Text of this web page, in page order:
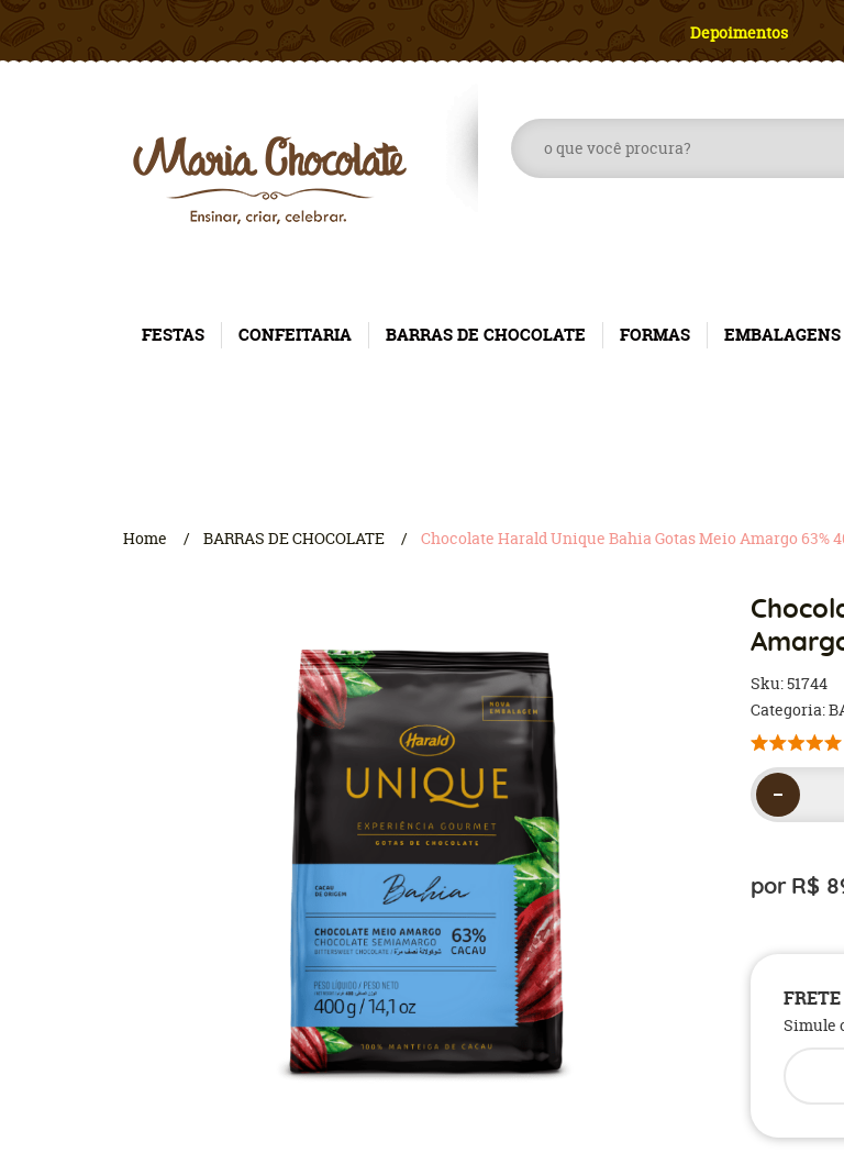
Depoimentos
FESTAS CONFEITARIA BARRAS DE CHOCOLATE FORMAS EMBALAGENS
Home BARRAS DE CHOCOLATE Chocolate Harald Unique Bahia Gotas Meio Amargo 63%
Sku:51744
Categoria:
por R$
Simule